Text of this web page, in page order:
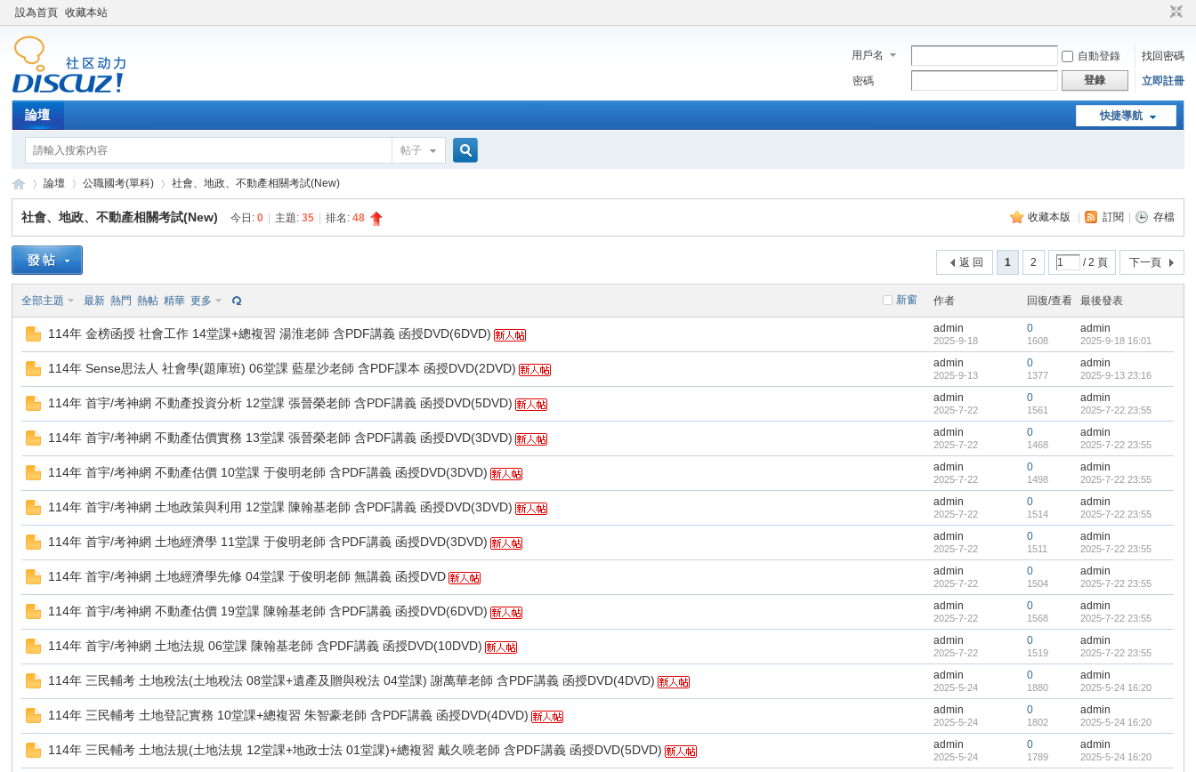
設為首頁 收藏本站
用戶名 自動登錄
找回密碼
密碼
登錄 立即註冊
快捷導航
論壇
帖子
XY»
論壇
›
公職國考(單科) 社會、地政、不動產相關考試(New)
收藏本版 訂閱 存檔
社會、地政、不動產相關考試(New) 今日:0 主題:35 排名:48
1 2 / 2 頁 下一頁
返 回
新窗
全部主題 最新 熱門 熱帖 精華 更多 作者 回復/查看 最後發表
114年 金榜函授 社會工作 14堂課+總複習 湯淮老師 含PDF講義 函授DVD(6DVD) admin
2025-9-18
0
1608
admin
2025-9-18 16:01
114年 Sense思法人 社會學(題庫班) 06堂課 藍星沙老師 含PDF課本 函授DVD(2DVD) admin
2025-9-13
0
1377
admin
2025-9-13 23:16
114年 首宇/考神網 不動產投資分析 12堂課 張晉榮老師 含PDF講義 函授DVD(5DVD) admin
2025-7-22
0
1561
admin
2025-7-22 23:55
114年 首宇/考神網 不動產估價實務 13堂課 張晉榮老師 含PDF講義 函授DVD(3DVD) admin
2025-7-22
0
1468
admin
2025-7-22 23:55
114年 首宇/考神網 不動產估價 10堂課 于俊明老師 含PDF講義 函授DVD(3DVD) admin
2025-7-22
0
1498
admin
2025-7-22 23:55
114年 首宇/考神網 土地政策與利用 12堂課 陳翰基老師 含PDF講義 函授DVD(3DVD) admin
2025-7-22
0
1514
admin
2025-7-22 23:55
114年 首宇/考神網 土地經濟學 11堂課 于俊明老師 含PDF講義 函授DVD(3DVD) admin
2025-7-22
0
1511
admin
2025-7-22 23:55
114年 首宇/考神網 土地經濟學先修 04堂課 于俊明老師 無講義 函授DVD admin
2025-7-22
0
1504
admin
2025-7-22 23:55
114年 首宇/考神網 不動產估價 19堂課 陳翰基老師 含PDF講義 函授DVD(6DVD) admin
2025-7-22
0
1568
admin
2025-7-22 23:55
114年 首宇/考神網 土地法規 06堂課 陳翰基老師 含PDF講義 函授DVD(10DVD) admin
2025-7-22
0
1519
admin
2025-7-22 23:55
114年 三民輔考 土地稅法(土地稅法 08堂課+遺產及贈與稅法 04堂課) 謝萬華老師 含PDF講義 函授DVD(4DVD) admin
2025-5-24
0
1880
admin
2025-5-24 16:20
114年 三民輔考 土地登記實務 10堂課+總複習 朱智豪老師 含PDF講義 函授DVD(4DVD) admin
2025-5-24
0
1802
admin
2025-5-24 16:20
114年 三民輔考 土地法規(土地法規 12堂課+地政士法 01堂課)+總複習 戴久喨老師 含PDF講義 函授DVD(5DVD) admin
2025-5-24
0
1789
admin
2025-5-24 16:20